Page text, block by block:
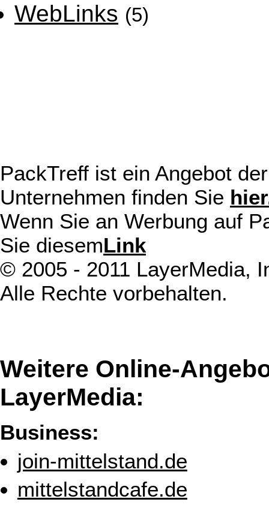
WebLinks (5)
PackTreff ist ein Angebot
Unternehmen finden Sie
Wenn Sie an Werbung auf
Sie diesemLink
© 2005 - 2011 LayerMedia,
Alle Rechte vorbehalten.
Weitere Online-
LayerMedia:
Business:
join-mittelstand.de
mittelstandcafe.de